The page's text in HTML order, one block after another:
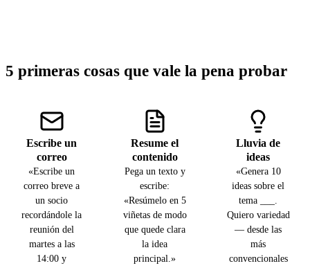
5 primeras cosas que vale la pena probar
Escribe un
correo
«Escribe un
correo breve a
un socio
recordándole la
reunión del
martes a las
14:00 y
Resume el
contenido
Pega un texto y
escribe:
«Resúmelo en 5
viñetas de modo
que quede clara
la idea
principal.»
Lluvia de
ideas
«Genera 10
ideas sobre el
tema ___.
Quiero variedad
— desde las
más
convencionales